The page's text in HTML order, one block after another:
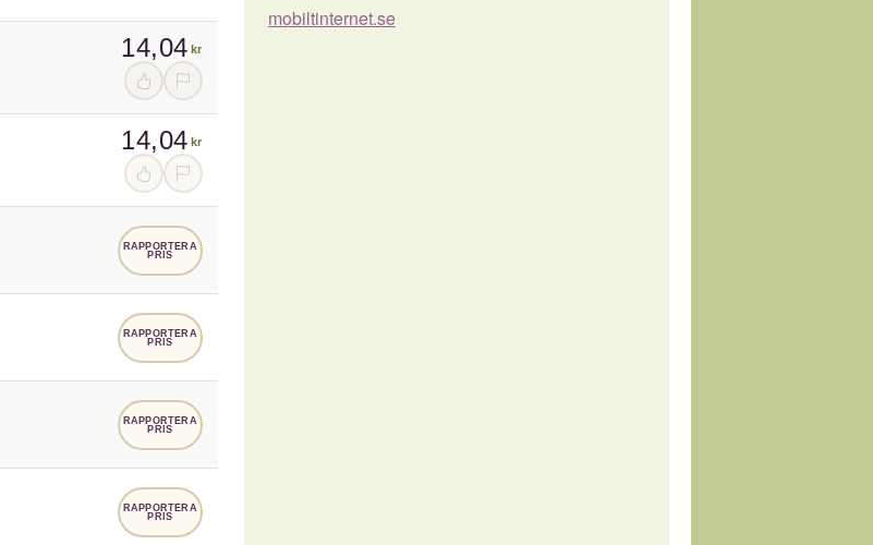
14,04 kr
14,04 kr
RAPPORTERA
PRIS
RAPPORTERA
PRIS
RAPPORTERA
PRIS
RAPPORTERA
PRIS
mobiltinternet.se